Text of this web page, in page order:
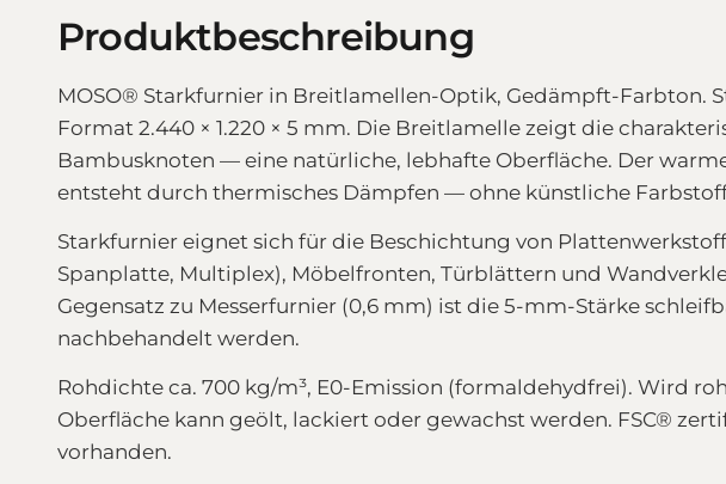
Produktbeschreibung
MOSO® Starkfurnier in Breitlamellen-Optik, Gedämpft-Farbton.
Format 2.440 × 1.220 × 5 mm. Die Breitlamelle zeigt die
Bambusknoten — eine natürliche, lebhafte Oberfläche. Der
entsteht durch thermisches Dämpfen — ohne künstliche
Starkfurnier eignet sich für die Beschichtung von
Spanplatte, Multiplex), Möbelfronten, Türblättern und
Gegensatz zu Messerfurnier (0,6 mm) ist die 5-mm-Stärke
nachbehandelt werden.
Rohdichte ca. 700 kg/m³, E0-Emission (formaldehydfrei). Wird
Oberfläche kann geölt, lackiert oder gewachst werden. FSC®
vorhanden.